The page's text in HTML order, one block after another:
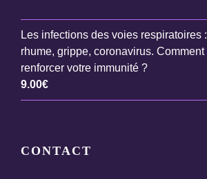
Les infections des voies respiratoires :
rhume, grippe, coronavirus. Comment
renforcer votre immunité ?
9.00€
CONTACT